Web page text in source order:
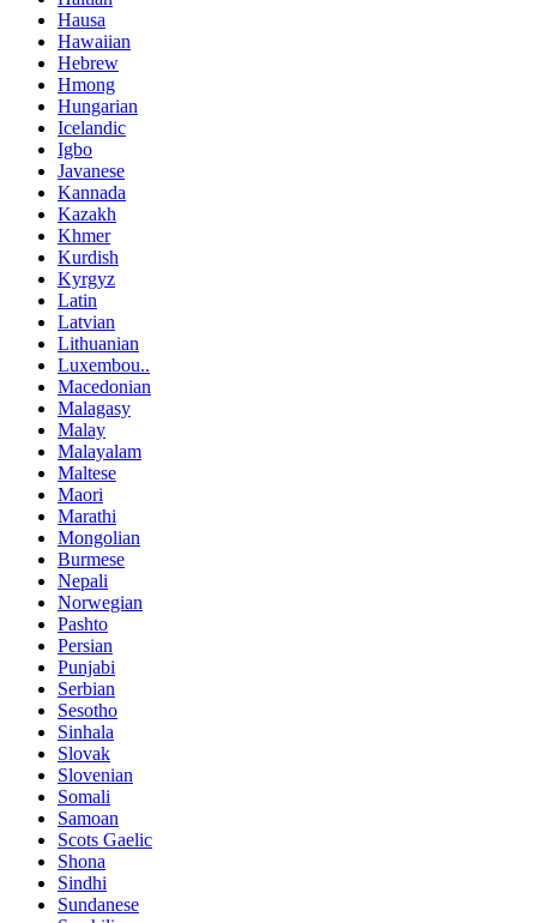
Hausa
Hawaiian
Hebrew
Hmong
Hungarian
Icelandic
Igbo
Javanese
Kannada
Kazakh
Khmer
Kurdish
Kyrgyz
Latin
Latvian
Lithuanian
Luxembou..
Macedonian
Malagasy
Malay
Malayalam
Maltese
Maori
Marathi
Mongolian
Burmese
Nepali
Norwegian
Pashto
Persian
Punjabi
Serbian
Sesotho
Sinhala
Slovak
Slovenian
Somali
Samoan
Scots Gaelic
Shona
Sindhi
Sundanese